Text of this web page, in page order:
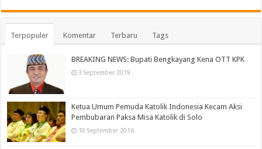
Terpopuler Komentar Terbaru Tags
BREAKING NEWS: Bupati Bengkayang Kena OTT KPK
3 September 2019
Ketua Umum Pemuda Katolik Indonesia Kecam Aksi
Pembubaran Paksa Misa Katolik di Solo
10 September 2016